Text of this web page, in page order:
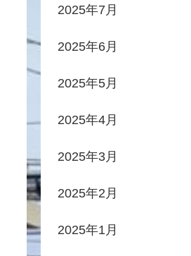
2025年7月
2025年6月
2025年5月
2025年4月
2025年3月
2025年2月
2025年1月